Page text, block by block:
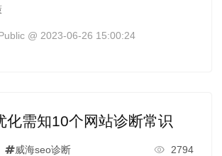
@ 2023-06-26 15:00:24
化需知10个网站诊断常识
威海seo诊断 2794